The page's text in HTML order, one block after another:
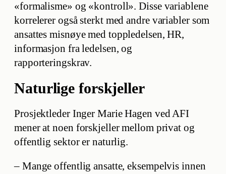
«formalisme» og «kontroll». Disse variablene
korrelerer også sterkt med andre variabler som
ansattes misnøye med toppledelsen, HR,
informasjon fra ledelsen, og
rapporteringskrav.
Naturlige forskjeller
Prosjektleder Inger Marie Hagen ved AFI
mener at noen forskjeller mellom privat og
offentlig sektor er naturlig.
– Mange offentlig ansatte, eksempelvis innen